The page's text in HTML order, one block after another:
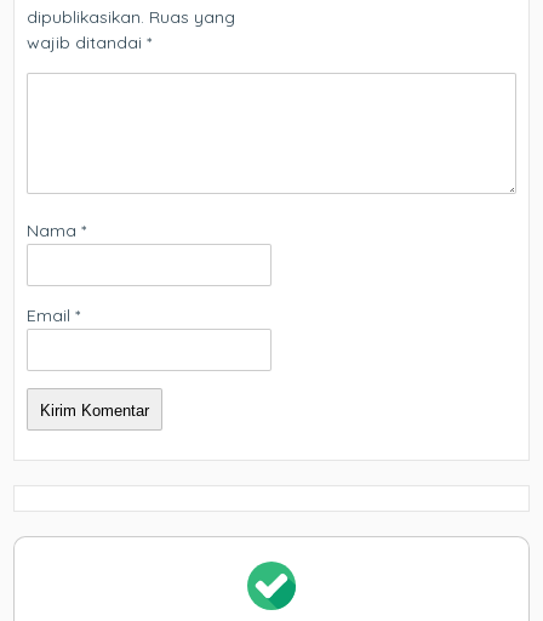
dipublikasikan. Ruas yang
wajib ditandai*
Nama*
Email*